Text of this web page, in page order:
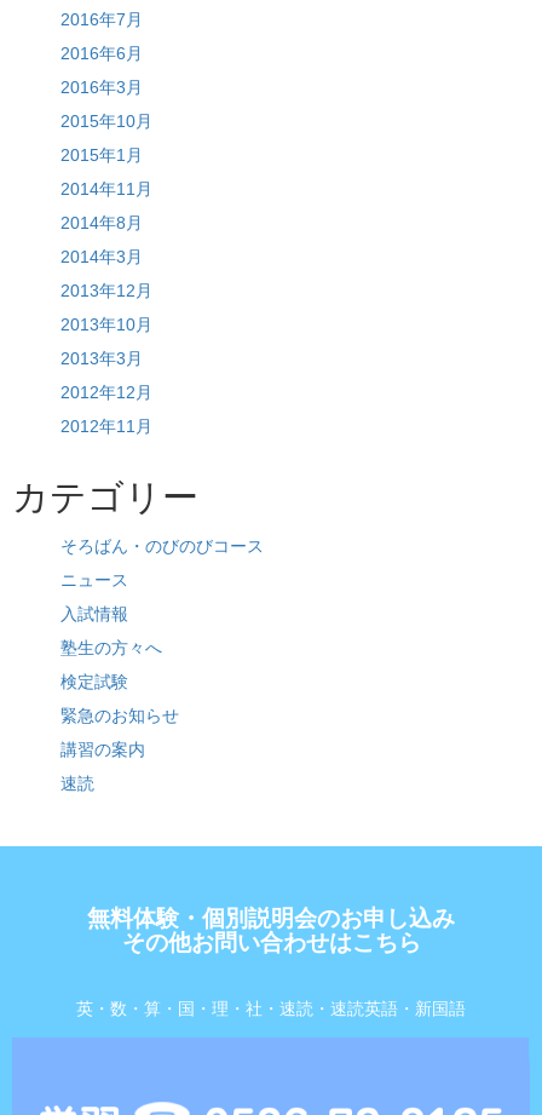
2016年7月
2016年6月
2016年3月
2015年10月
2015年1月
2014年11月
2014年8月
2014年3月
2013年12月
2013年10月
2013年3月
2012年12月
2012年11月
カテゴリー
そろばん・のびのびコース
ニュース
入試情報
塾生の方々へ
検定試験
緊急のお知らせ
講習の案内
速読
無料体験・個別説明会のお申し込み
その他お問い合わせはこちら
英・数・算・国・理・社・速読・速読英語・新国語